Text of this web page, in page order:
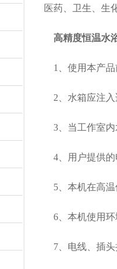
医药、卫生、生
高精度恒温水
1、使用本产品
2、水箱应注入
3、当工作室内
4、用户提供的
5、本机在高温
6、本机使用环
7、电线、插头